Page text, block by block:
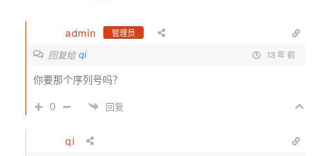
admin 管理员
回复给qi 13 年 前
你要那个序列号吗？
0 回复
qi